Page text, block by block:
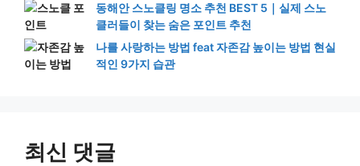
동해안 스노클링 명소 추천 BEST 5｜실제 스노
클러들이 찾는 숨은 포인트 추천
나를 사랑하는 방법 feat 자존감 높이는 방법 현실
적인 9가지 습관
최신 댓글